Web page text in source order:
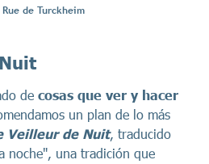
Rue de Turckheim
de cosas que ver y hacer
un plan de lo más
Veilleur de Nuit, traducido
noche", una tradición que